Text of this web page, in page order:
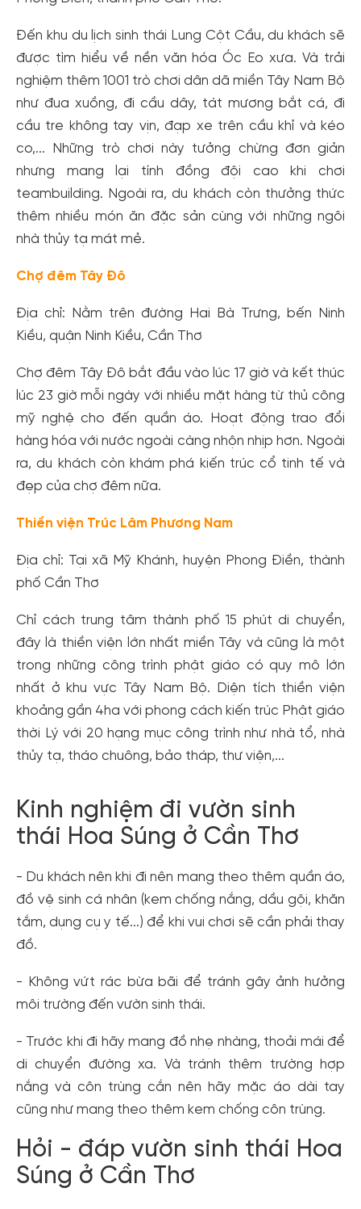
Đến khu du lịch sinh thái Lung Cột Cầu, du khách sẽ
được tìm hiểu về nền văn hóa Óc Eo xưa. Và trải
nghiệm thêm 1001 trò chơi dân dã miền Tây Nam Bộ
như đua xuồng, đi cầu dây, tát mương bắt cá, đi
cầu tre không tay vịn, đạp xe trên cầu khỉ và kéo
co,... Những trò chơi này tưởng chừng đơn giản
nhưng mang lại tính đồng đội cao khi chơi
teambuilding. Ngoài ra, du khách còn thưởng thức
thêm nhiều món ăn đặc sản cùng với những ngôi
nhà thủy tạ mát mẻ.
Chợ đêm Tây Đô
Địa chỉ: Nằm trên đường Hai Bà Trưng, bến Ninh
Kiều, quận Ninh Kiều, Cần Thơ
Chợ đêm Tây Đô bắt đầu vào lúc 17 giờ và kết thúc
lúc 23 giờ mỗi ngày với nhiều mặt hàng từ thủ công
mỹ nghệ cho đến quần áo. Hoạt động trao đổi
hàng hóa với nước ngoài càng nhộn nhịp hơn. Ngoài
ra, du khách còn khám phá kiến trúc cổ tinh tế và
đẹp của chợ đêm nữa.
Thiền viện Trúc Lâm Phương Nam
Địa chỉ: Tại xã Mỹ Khánh, huyện Phong Điền, thành
phố Cần Thơ
Chỉ cách trung tâm thành phố 15 phút di chuyển,
đây là thiền viện lớn nhất miền Tây và cũng là một
trong những công trình phật giáo có quy mô lớn
nhất ở khu vực Tây Nam Bộ. Diện tích thiền viện
khoảng gần 4ha với phong cách kiến trúc Phật giáo
thời Lý với 20 hạng mục công trình như nhà tổ, nhà
thủy tạ, tháo chuông, bảo tháp, thư viện,...
Kinh nghiệm đi vườn sinh
thái Hoa Súng ở Cần Thơ
- Du khách nên khi đi nên mang theo thêm quần áo,
đồ vệ sinh cá nhân (kem chống nắng, dầu gội, khăn
tắm, dụng cụ y tế...) để khi vui chơi sẽ cần phải thay
đồ.
- Không vứt rác bừa bãi để tránh gây ảnh hưởng
môi trường đến vườn sinh thái.
- Trước khi đi hãy mang đồ nhẹ nhàng, thoải mái để
di chuyển đường xa. Và tránh thêm trường hợp
nắng và côn trùng cắn nên hãy mặc áo dài tay
cũng như mang theo thêm kem chống côn trùng.
Hỏi - đáp vườn sinh thái Hoa
Súng ở Cần Thơ